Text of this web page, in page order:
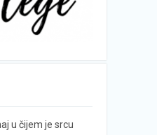
u čijem je srcu